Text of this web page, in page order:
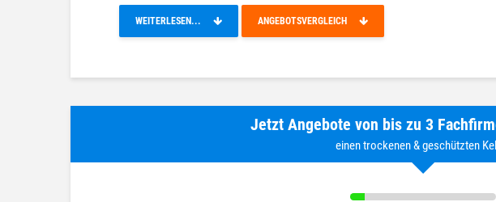
WEITERLESEN... ANGEBOTSVERGLEICH
Jetzt Angebote von bis zu 3
einen trockenen & geschützten